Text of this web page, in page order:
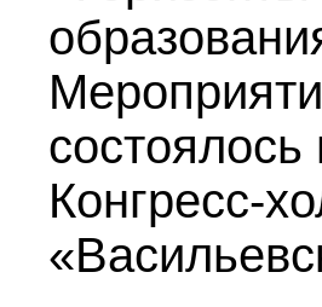
состоялось
Конгресс-